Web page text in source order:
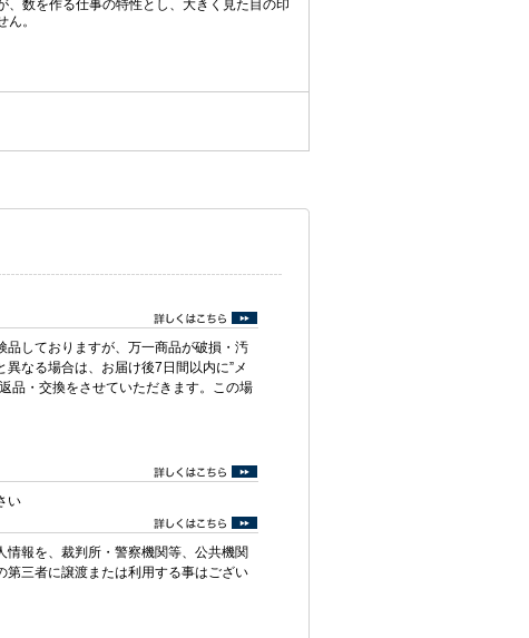
数を作る仕事の特性とし、大きく見た目の印
。
品しておりますが、万一商品が破損・汚
なる場合は、お届け後7日間以内に”メ
品・交換をさせていただきます。この場
い
情報を、裁判所・警察機関等、公共機関
第三者に譲渡または利用する事はござい